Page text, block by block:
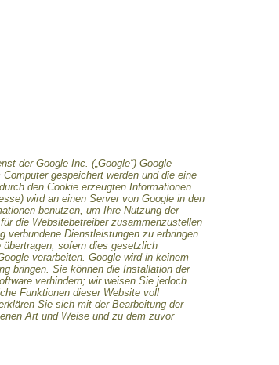
der Google Inc. („Google“) Google
gespeichert werden und die eine
den Cookie erzeugten Informationen
wird an einen Server von Google in den
benutzen, um Ihre Nutzung der
die Websitebetreiber zusammenzustellen
verbundene Dienstleistungen zu erbringen.
sofern dies gesetzlich
verarbeiten. Google wird in keinem
bringen. Sie können die Installation der
verhindern; wir weisen Sie jedoch
Funktionen dieser Website voll
Sie sich mit der Bearbeitung der
Art und Weise und zu dem zuvor